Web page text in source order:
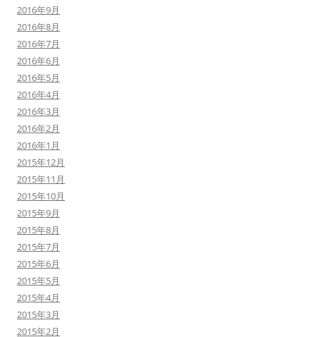
2016年9月
2016年8月
2016年7月
2016年6月
2016年5月
2016年4月
2016年3月
2016年2月
2016年1月
2015年12月
2015年11月
2015年10月
2015年9月
2015年8月
2015年7月
2015年6月
2015年5月
2015年4月
2015年3月
2015年2月